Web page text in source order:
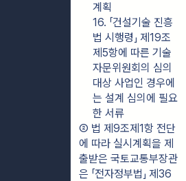
계획
16. 「건설기술 진흥
법 시행령」 제19조
제5항에 따른 기술
자문위원회의 심의
대상 사업인 경우에
는 설계 심의에 필요
한 서류
② 법 제9조제1항 전단
에 따라 실시계획을 제
출받은 국토교통부장관
은 「전자정부법」 제36